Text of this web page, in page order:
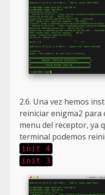
2.6. Una vez hemos
reiniciar enigma2 para
menu del receptor, ya
terminal podemos
init 4
init 3